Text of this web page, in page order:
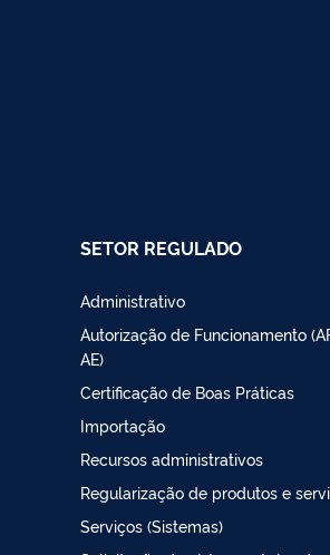
SETOR REGULADO
Administrativo
Autorização de Funcionamento
AE)
Certificação de Boas Práticas
Importação
Recursos administrativos
Regularização de produtos e
Serviços (Sistemas)